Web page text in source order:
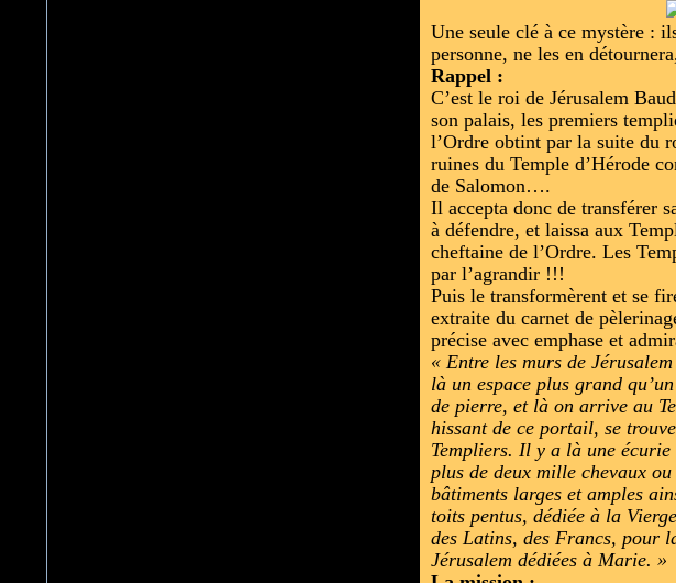
Une seule clé à ce mystère :
personne, ne les en
Rappel :
C’est le roi de Jérusalem
son palais, les premiers
l’Ordre obtint par la suite du
ruines du Temple d’Hérode
de Salomon….
Il accepta donc de transférer
à défendre, et laissa aux
cheftaine de l’Ordre. Les
par l’agrandir !!!
Puis le transformèrent et se
extraite du carnet de
précise avec emphase et
« Entre les murs de
là un espace plus grand
de pierre, et là on arrive au
hissant de ce portail, se
Templiers. Il y a là une
plus de deux mille chevaux
bâtiments larges et amples
toits pentus, dédiée à la
des Latins, des Francs, pour
Jérusalem dédiées à Marie. »